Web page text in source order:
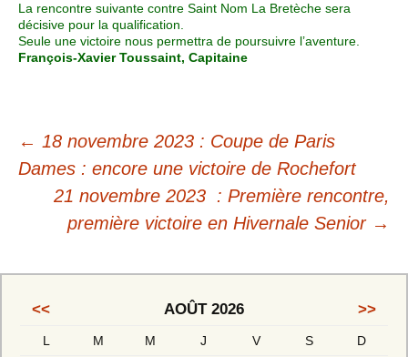
La rencontre suivante contre Saint Nom La Bretèche sera
décisive pour la qualification.
Seule une victoire nous permettra de poursuivre l’aventure.
François-Xavier Toussaint, Capitaine
← 18 novembre 2023 : Coupe de Paris
Dames : encore une victoire de Rochefort
21 novembre 2023 : Première rencontre,
première victoire en Hivernale Senior →
<< AOÛT 2026 >>
L M M J V S D